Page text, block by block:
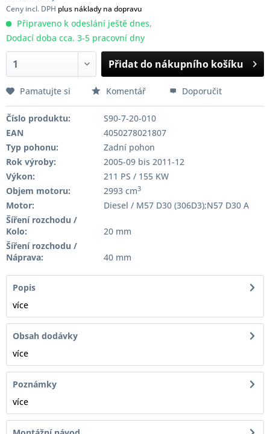
Ceny incl. DPH plus náklady na dopravu
Připraveno k odeslání ještě dnes,
Dodací doba cca. 3-5 pracovní dny
Přidat do nákupního košíku
Pamatujte si Komentář Doporučit
Číslo produktu:
S90-7-20-010
EAN
4050278021807
Typ pohonu:
Zadní pohon
Rok výroby:
2005-09 bis 2011-12
Výkon:
211 PS / 155 KW
Objem motoru:
2993 cm3
Motor:
Diesel / M57 D30 (306D3);N57 D30 A
Šíření rozchodu /
Kolo:
20 mm
Šíření rozchodu /
Náprava:
40 mm
Popis
více
Obsah dodávky
více
Poznámky
více